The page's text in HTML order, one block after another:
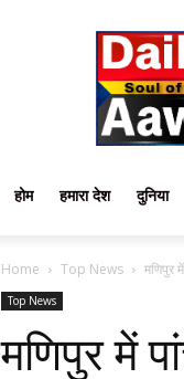
होम हमारा देश दुनिया
Home Top News मणिपुर
Top News
मणिपुर में